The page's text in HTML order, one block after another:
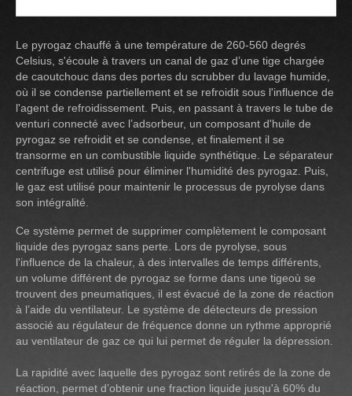
Le pyrogaz chauffé à une température de 260-560 degrés
Celsius, s'écoule à travers un canal de gaz d’une tige chargée
de caoutchouc dans des portes du scrubber du lavage humide,
où il se condense partiellement et se refroidit sous l'influence de
l'agent de refroidissement. Puis, en passant à travers le tube de
venturi connecté avec l’adsorbeur, un composant d'huile de
pyrogaz se refroidit et se condense, et finalement il se
transorme en un combustible liquide synthétique. Le séparateur
centrifuge est utilisé pour éliminer l'humidité des pyrogaz. Puis,
le gaz est utilisé pour maintenir le processus de pyrolyse dans
son intégralité.
Ce système permet de supprimer complètement le composant
liquide des pyrogaz sans perte. Lors de pyrolyse, sous
l'influence de la chaleur, à des intervalles de temps différents,
un volume différent de pyrogaz se forme dans une tigeoù se
trouvent des pneumatiques, il est évacué de la zone de réaction
à l’aide du ventilateur. Le système de détecteurs de pression
associé au régulateur de fréquence donne un rythme approprié
au ventilateur de gaz ce qui lui permet de réguler la dépression.
La rapidité avec laquelle des pyrogaz sont retirés de la zone de
réaction, permet d’obtenir une fraction liquide jusqu'à 60% du